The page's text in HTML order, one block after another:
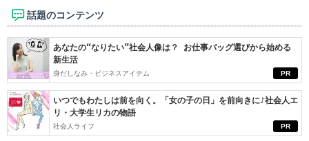
話題のコンテンツ
PR
あなたの“なりたい”社会人像は？ お仕事バッグ選びから始める
新生活
身だしなみ・ビジネスアイテム
PR
いつでもわたしは前を向く。「女の子の日」を前向きに♪社会人エ
リ・大学生リカの物語
社会人ライフ